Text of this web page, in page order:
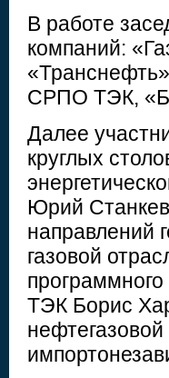
В работе
компаний:
СРПО ТЭК,
Далее
круглых
Юрий
направлений
газовой
ТЭК Борис